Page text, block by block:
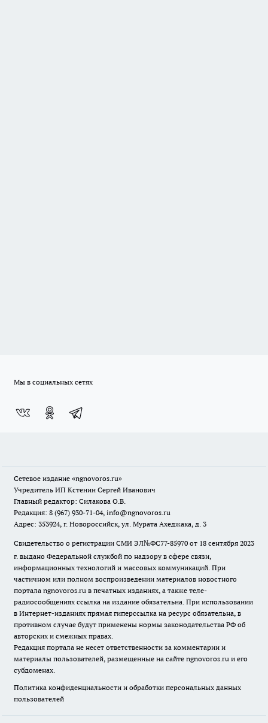
Мы в социальных сетях
Сетевое издание «ngnovoros.ru»
Учредитель ИП Кстенин Сергей Иванович
Главный редактор: Силакова О.В.
Редакция: 8 (967) 930-71-04, info@ngnovoros.ru
Адрес: 353924, г. Новороссийск, ул. Мурата Ахеджака, д. 3
Свидетельство о регистрации СМИ ЭЛ№ФС77-85970 от 18 сентября 2023
г. выдано Федеральной службой по надзору в сфере связи,
информационных технологий и массовых коммуникаций. При
частичном или полном воспроизведении материалов новостного
портала ngnovoros.ru в печатных изданиях, а также теле-
радиосообщениях ссылка на издание обязательна. При использовании
в Интернет-изданиях прямая гиперссылка на ресурс обязательна, в
противном случае будут применены нормы законодательства РФ об
авторских и смежных правах.
Редакция портала не несет ответственности за комментарии и
материалы пользователей, размещенные на сайте ngnovoros.ru и его
субдоменах.
Политика конфиденциальности и обработки персональных данных
пользователей